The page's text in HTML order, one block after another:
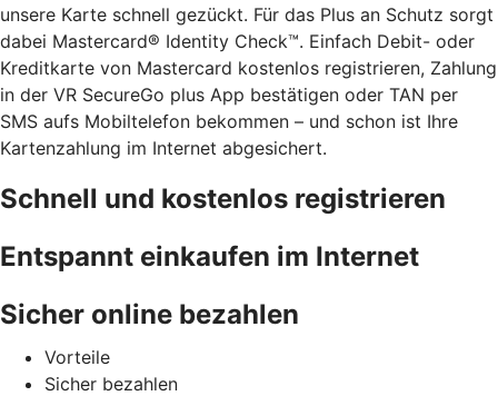
unsere Karte schnell gezückt. Für das Plus an Schutz sorgt
dabei Mastercard® Identity Check™. Einfach Debit- oder
Kreditkarte von Mastercard kostenlos registrieren, Zahlung
in der VR SecureGo plus App bestätigen oder TAN per
SMS aufs Mobiltelefon bekommen – und schon ist Ihre
Kartenzahlung im Internet abgesichert.
Schnell und kostenlos registrieren
Entspannt einkaufen im Internet
Sicher online bezahlen
Vorteile
Sicher bezahlen